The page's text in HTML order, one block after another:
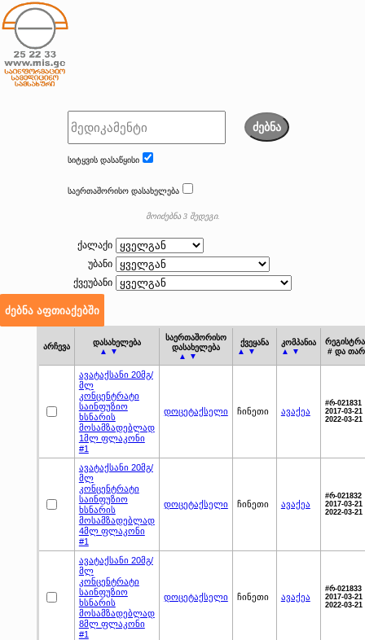
ძებნა
სიტყვის დასაწყისი
საერთაშორისო დასახელება
მოიძებნა 3 შედეგი.
ქალაქი
უბანი
ქვეუბანი
არჩევა
დასახელება
▲ ▼
საერთაშორისო
დასახელება
▲ ▼
ქვეყანა
▲ ▼
კომპანია
▲ ▼
# და
ავატაქსანი 20მგ/
მლ
კონცენტრატი
საინფუზიო
ხსნარის
მოსამზადებლად
1მლ ფლაკონი
#1
დოცეტაქსელი ჩინეთი ავაქეა
#რ-021831
2017-03-21
2022-03-21
ავატაქსანი 20მგ/
მლ
კონცენტრატი
საინფუზიო
ხსნარის
მოსამზადებლად
4მლ ფლაკონი
#1
დოცეტაქსელი ჩინეთი ავაქეა
#რ-021832
2017-03-21
2022-03-21
ავატაქსანი 20მგ/
მლ
კონცენტრატი
საინფუზიო
ხსნარის
მოსამზადებლად
8მლ ფლაკონი
#1
დოცეტაქსელი ჩინეთი ავაქეა
#რ-021833
2017-03-21
2022-03-21